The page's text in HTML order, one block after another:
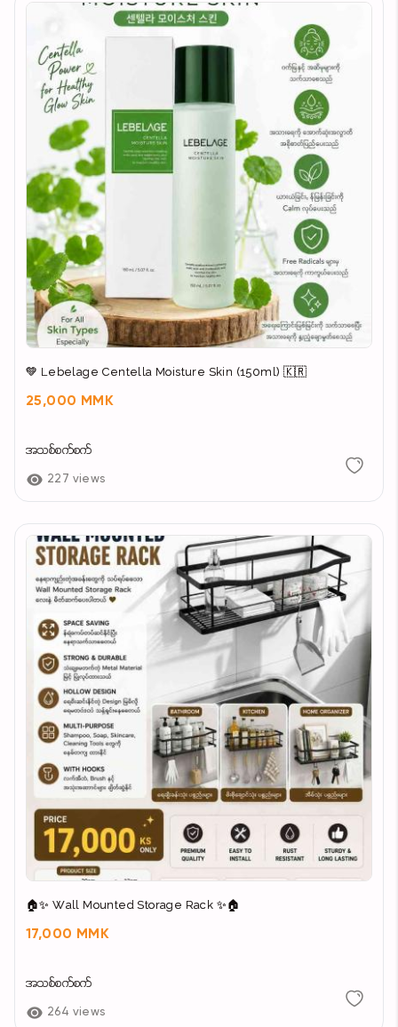
💚 Lebelage Centella Moisture Skin (150ml) 🇰🇷
25,000 MMK
အသစ်စက်စက်
227 views
🏠✨ Wall Mounted Storage Rack ✨🏠
17,000 MMK
အသစ်စက်စက်
264 views